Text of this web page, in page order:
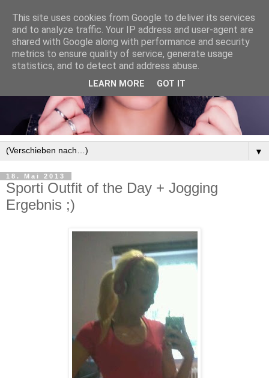
▼
18. Mai 2013
Sporti Outfit of the Day + Jogging
Ergebnis ;)
This site uses cookies from Google to deliver its services
and to analyze traffic. Your IP address and user-agent are
shared with Google along with performance and security
metrics to ensure quality of service, generate usage
statistics, and to detect and address abuse.
LEARN MORE GOT IT